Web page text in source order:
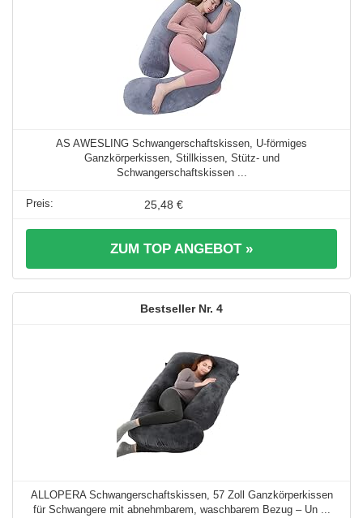
AS AWESLING Schwangerschaftskissen, U-förmiges
Ganzkörperkissen, Stillkissen, Stütz- und
Schwangerschaftskissen ...
25,48 €
ZUM TOP ANGEBOT »
4
ALLOPERA Schwangerschaftskissen, 57 Zoll Ganzkörperkissen
für Schwangere mit abnehmbarem, waschbarem Bezug – Un ...